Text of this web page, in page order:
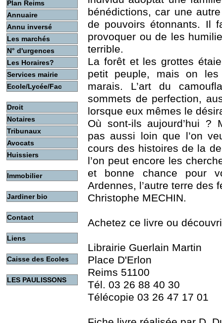
Plan Reims
Annuaire
Annu inversé
Les marchés
N° d'urgences
Les Horaires?
Services mairie
Ecole/Lycée/Fac
Droit
Notaires
Tribunaux
Avocats
Huissiers
Immobilier
Jardiner bio
Contact
Liens
Caisse des Ecoles
LES PAULISSONS
bénédictions, car une
de pouvoirs étonnants. Il
provoquer ou de les
terrible.
La forêt et les grottes
petit peuple, mais on les
marais. L’art du
sommets de perfection,
lorsque eux mêmes le
Où sont-ils aujourd’hui ?
pas aussi loin que l’on
cours des histoires de la
l’on peut encore les
et bonne chance pour
Ardennes, l’autre terre des
Christophe MECHIN.
Achetez ce livre ou
Librairie Guerlain Martin
Place D'Erlon
Reims 51100
Tél. 03 26 88 40 30
Télécopie 03 26 47 17 01